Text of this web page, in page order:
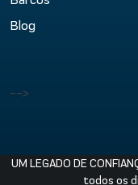
Blog
-->
UM LEGADO DE
todos os